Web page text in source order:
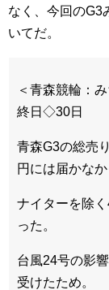
なく、今回のG3
いてだ。
＜青森競輪：
終日◇30日
青森G3の総売
円には届かなか
ナイターを除
った。
台風24号の影
受けたため。